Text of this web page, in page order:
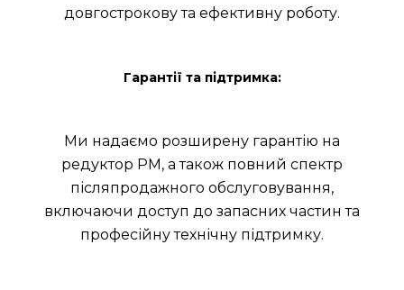
довгострокову та ефективну роботу.
Гарантії та підтримка:
Ми надаємо розширену гарантію на
редуктор РМ, а також повний спектр
післяпродажного обслуговування,
включаючи доступ до запасних частин та
професійну технічну підтримку.